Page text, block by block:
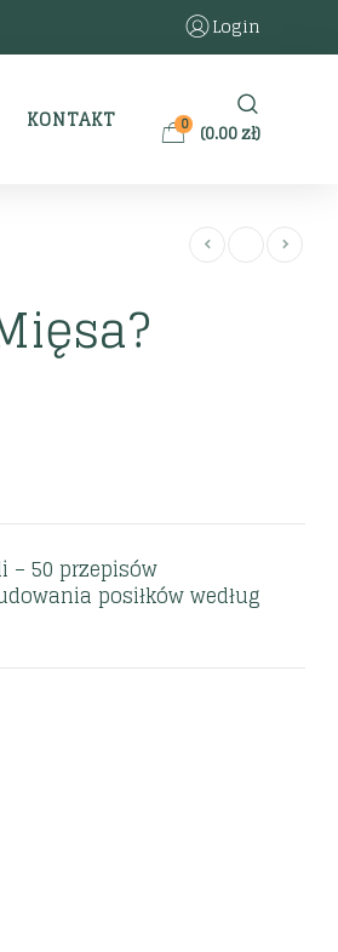
Login
KONTAKT 0 (0.00zł)
– 50 przepisów
posiłków według